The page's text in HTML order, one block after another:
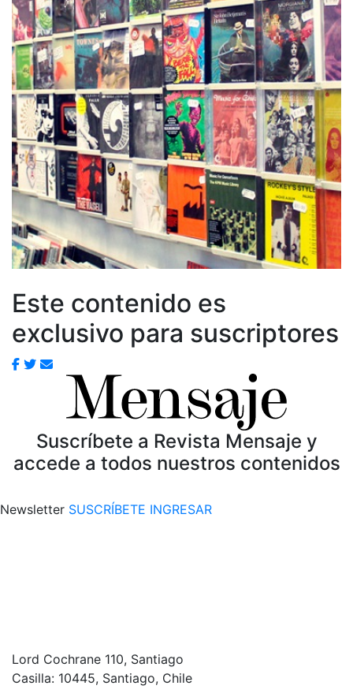
Este contenido es
exclusivo para suscriptores
Suscríbete a Revista Mensaje y
accede a todos nuestros contenidos
Newsletter SUSCRÍBETE INGRESAR
Lord Cochrane 110, Santiago
Casilla: 10445, Santiago, Chile